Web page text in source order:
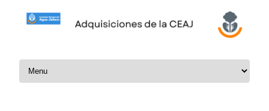
Skip to content